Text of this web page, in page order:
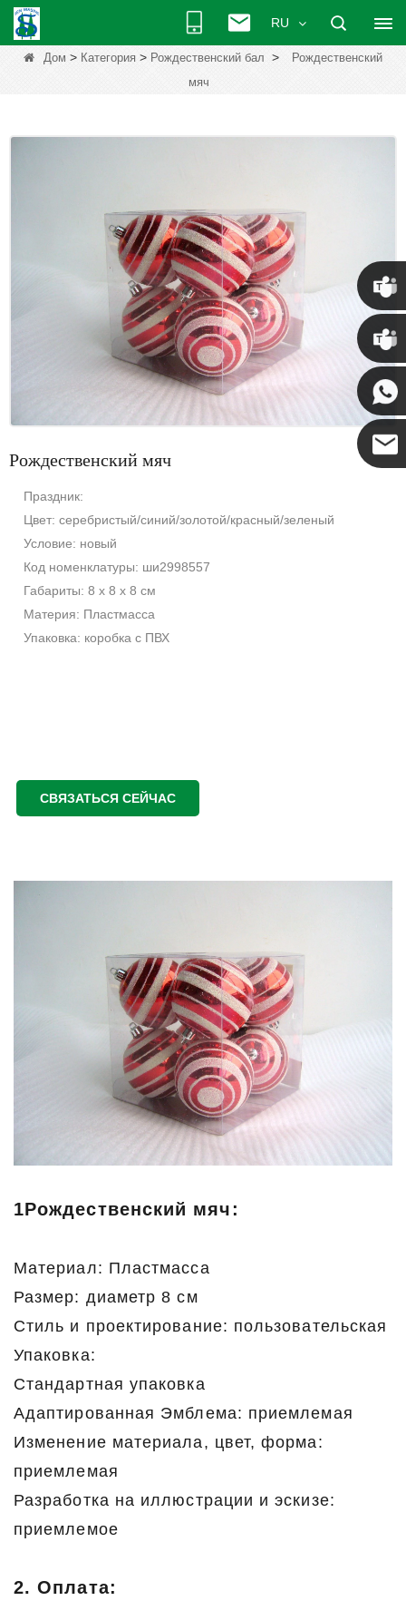
RU
Дом > Категория > Рождественский бал >
Рождественский
мяч
Рождественский мяч
Праздник:
Цвет: серебристый/синий/золотой/красный/зеленый
Условие: новый
Код номенклатуры: ши2998557
Габариты: 8 x 8 x 8 см
Материя: Пластмасса
Упаковка: коробка с ПВХ
СВЯЗАТЬСЯ СЕЙЧАС
1Рождественский мяч :
Материал: Пластмасса
Размер: диаметр 8 см
Стиль и проектирование: пользовательская
Упаковка:
Стандартная упаковка
Адаптированная Эмблема: приемлемая
Изменение материала, цвет, форма:
приемлемая
Разработка на иллюстрации и эскизе:
приемлемое
2. Оплата:
Крис
Кенни